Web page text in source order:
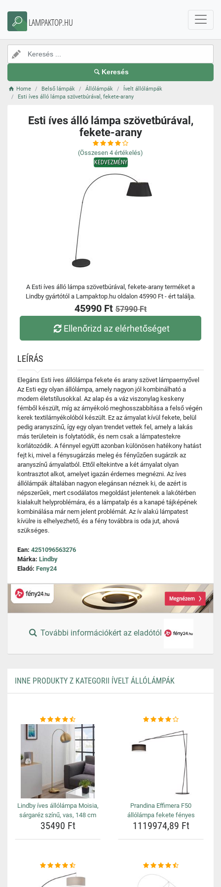
LAMPAKTOP.HU
Keresés
Home Belső lámpák Állólámpák
Ívelt állólámpák
Esti íves álló lámpa szövetbúrával, fekete-arany
Esti íves álló lámpa szövetbúrával,
fekete-arany
(Összesen 4 értékelés)
KEDVEZMÉNY
A Esti íves álló lámpa szövetbúrával, fekete-arany terméket a
Lindby gyártótól a Lampaktop.hu oldalon 45990 Ft - ért találja.
45990 Ft 57990 Ft
Ellenőrizd az elérhetőséget
LEÍRÁS
Elegáns Esti íves állólámpa fekete és arany szövet lámpaernyővel
Az Esti egy olyan állólámpa, amely nagyon jól kombinálható a
modern életstílusokkal. Az alap és a váz viszonylag keskeny
fémből készült, míg az árnyékoló meghosszabbítása a felső végén
kerek textilárnyékolóból készült. Ez az árnyalat kívül fekete, belül
pedig aranyszínű, így egy olyan trendet vettek fel, amely a lakás
más területein is folytatódik, és nem csak a lámpatestekre
korlátozódik. A fénnyel együtt azonban különösen hatékony hatást
fejt ki, mivel a fénysugárzás meleg és fényűzően sugárzik az
aranyszínű árnyalatból. Ettől eltekintve a két árnyalat olyan
kontrasztot alkot, amelyet igazán érdemes megnézni. Az íves
állólámpák általában nagyon elegánsan néznek ki, de azért is
népszerűek, mert csodálatos megoldást jelentenek a lakótérben
kialakult helyproblémára, és a lámpatalp és a kanapé tájképének
kombinálása már nem jelent problémát. Az ív alakú lámpatest
kívülre is elhelyezhető, és a fény továbbra is oda jut, ahová
szükséges.
Ean: 4251096563276
Márka: Lindby
Eladó: Feny24
További információkért az eladótól
INNE PRODUKTY Z KATEGORII ÍVELT ÁLLÓLÁMPÁK
Lindby íves állólámpa Moisia,
sárgaréz színű, vas, 148 cm
35490 Ft
Prandina Effimera F50
állólámpa fekete fényes
1119974,89 Ft